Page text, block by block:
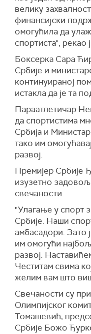
велику
финансијски
омогућила да
спортиста", рекао
Боксерка Сара
Србије и
континуираној
истакла да је та
Параатлетичар
да спортистима
Србија и
тако им
развој.
Премијер Србије
изузетно
свечаности.
"Улагање у спорт
Србије. Наши
амбасадори. Зато
им омогући
развој.
Честитам свима
желим вам што
Свечаности су
Олимпијског
Томашевић,
Србије Божо